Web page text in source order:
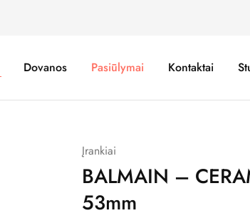
Dovanos Pasiūlymai Kontaktai
Įrankiai
BALMAIN –
53mm